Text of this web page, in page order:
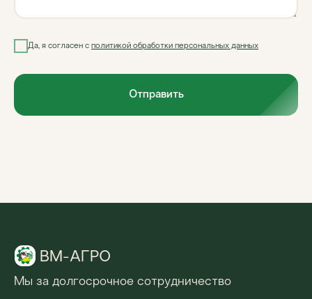
Да, я согласен с политикой обработки персональных данных
Отправить